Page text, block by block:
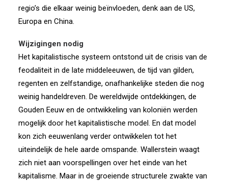
regio’s die elkaar weinig beïnvloeden, denk aan de US,
Europa en China.
Wijzigingen nodig
Het kapitalistische systeem ontstond uit de crisis van de
feodaliteit in de late middeleeuwen, de tijd van gilden,
regenten en zelfstandige, onafhankelijke steden die nog
weinig handeldreven. De wereldwijde ontdekkingen, de
Gouden Eeuw en de ontwikkeling van koloniën werden
mogelijk door het kapitalistische model. En dat model
kon zich eeuwenlang verder ontwikkelen tot het
uiteindelijk de hele aarde omspande. Wallerstein waagt
zich niet aan voorspellingen over het einde van het
kapitalisme. Maar in de groeiende structurele zwakte van